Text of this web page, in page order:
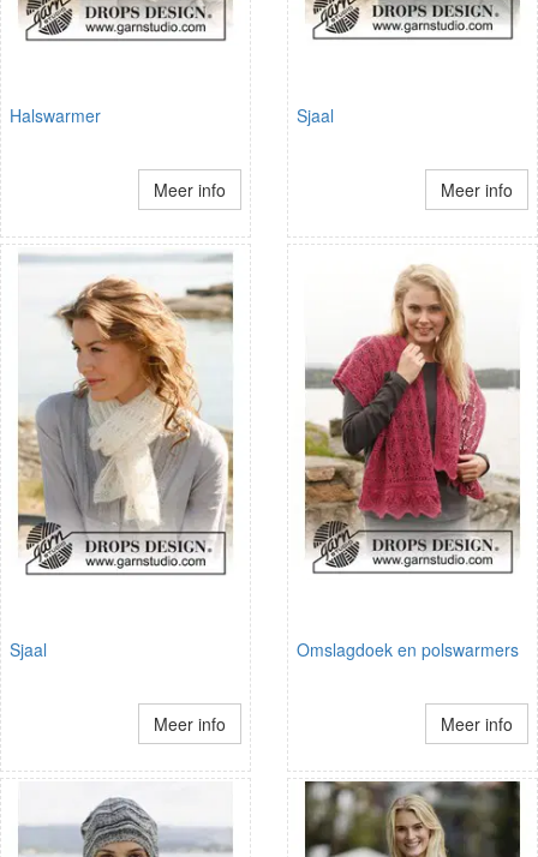
Halswarmer
Meer info
Sjaal
Meer info
Sjaal
Meer info
Omslagdoek en polswarmers
Meer info